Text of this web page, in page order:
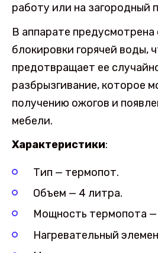
работу или на загородный
В аппарате предусмотрена
блокировки горячей воды,
предотвращает ее
разбрызгивание, которое
получению ожогов и
мебели.
Характеристики:
Тип — термопот.
Объем — 4 литра.
Мощность термопота
Нагревательный